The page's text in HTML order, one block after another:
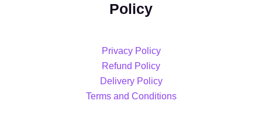
Policy
Privacy Policy
Refund Policy
Delivery Policy
Terms and Conditions